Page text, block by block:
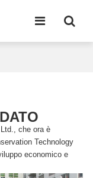
che ora è
Technology
economico e